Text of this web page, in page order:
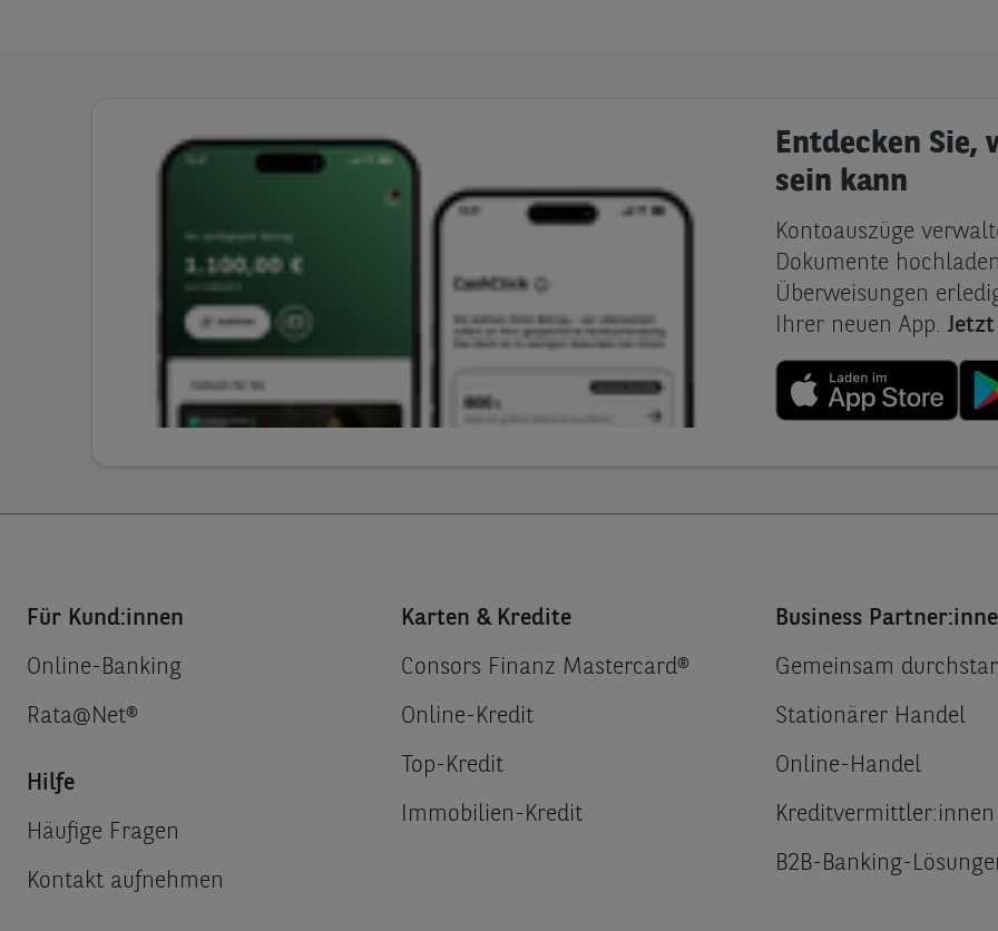
Entdecken Sie,
sein kann
Kontoauszüge
Dokumente
Überweisungen
Ihrer neuen App.
Für Kund:innen
Online-Banking
Rata@Net®
Hilfe
Häufige Fragen
Kontakt aufnehmen
Karten & Kredite
Consors Finanz Mastercard®
Online-Kredit
Top-Kredit
Immobilien-Kredit
Business
Gemeinsam
Stationärer Handel
Online-Handel
Kreditvermittler:innen
B2B-Banking-